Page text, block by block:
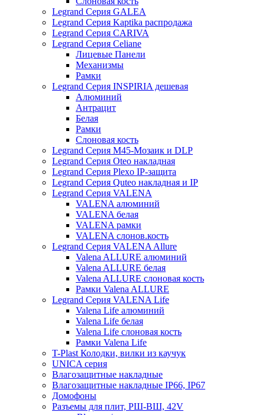
Legrand Серия GALEA
Legrand Серия Kaptika распродажа
Legrand Серия CARIVA
Legrand Серия Celiane
Лицевые Панели
Механизмы
Рамки
Legrand Серия INSPIRIA дешевая
Алюминий
Антрацит
Белая
Рамки
Слоновая кость
Legrand Серия M45-Мозаик и DLP
Legrand Серия Oteo накладная
Legrand Серия Plexo IP-защита
Legrand Серия Quteo накладная и IP
Legrand Серия VALENA
VALENA алюминий
VALENA белая
VALENA рамки
VALENA слонов.кость
Legrand Серия VALENA Allure
Valena ALLURE алюминий
Valena ALLURE белая
Valena ALLURE слоновая кость
Рамки Valena ALLURE
Legrand Серия VALENA Life
Valena Life алюминий
Valena Life белая
Valena Life слоновая кость
Рамки Valena Life
T-Plast Колодки, вилки из каучук
UNICA серия
Влагозащитные накладные
Влагозащитные накладные IP66, IP67
Домофоны
Разъемы для плит, РШ-ВШ, 42V